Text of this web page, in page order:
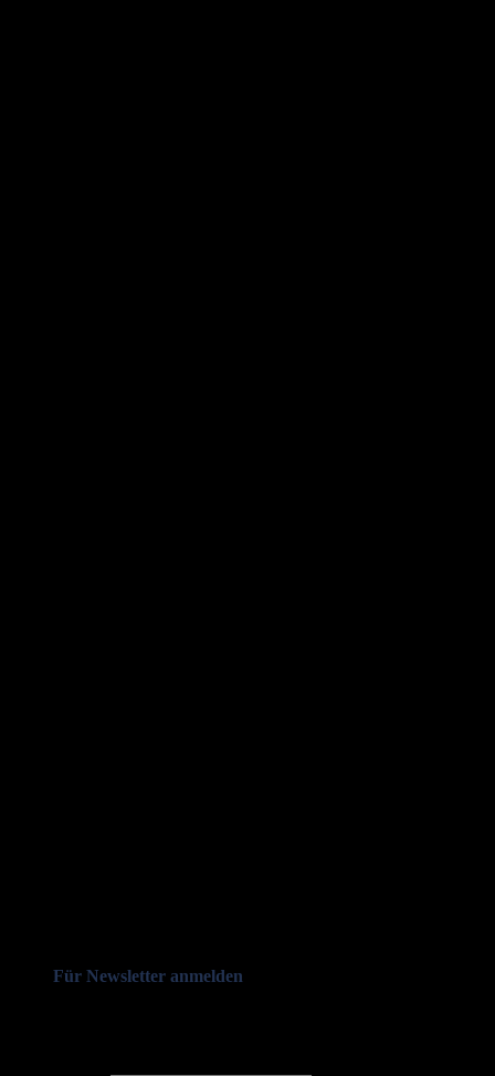
Für Newsletter anmelden